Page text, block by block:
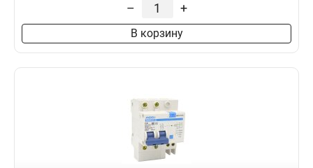
– +
В корзину